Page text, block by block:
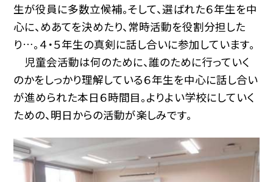
生が役員に多数立候補。そして、選ばれた６年生を中
心に、めあてを決めたり、常時活動を役割分担した
り…。４・５年生の真剣に話し合いに参加しています。
児童会活動は何のために、誰のために行っていく
のかをしっかり理解している６年生を中心に話し合い
が進められた本日６時間目。よりよい学校にしていく
ための、明日からの活動が楽しみです。